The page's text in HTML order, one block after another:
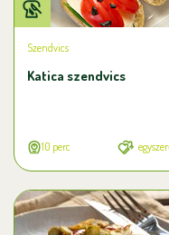
Szendvics
Katica szendvics
10 perc